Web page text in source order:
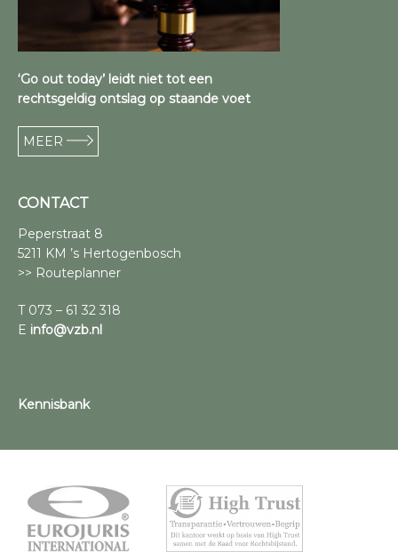
‘Go out today’ leidt niet tot een
rechtsgeldig ontslag op staande voet
MEER
CONTACT
Peperstraat 8
5211 KM ’s Hertogenbosch
>> Routeplanner
T 073 – 61 32 318
E info@vzb.nl
Kennisbank